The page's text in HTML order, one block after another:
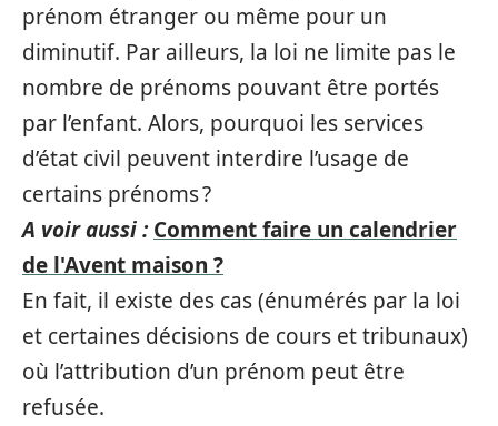
prénom étranger ou même pour un
diminutif. Par ailleurs, la loi ne limite pas le
nombre de prénoms pouvant être portés
par l’enfant. Alors, pourquoi les services
d’état civil peuvent interdire l’usage de
certains prénoms ?
A voir aussi : Comment faire un calendrier
de l'Avent maison ?
En fait, il existe des cas (énumérés par la loi
et certaines décisions de cours et tribunaux)
où l’attribution d’un prénom peut être
refusée.